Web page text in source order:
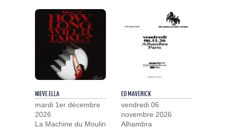
NIEVE ELLA
mardi 1er décembre
2026
La Machine du Moulin
ED MAVERICK
vendredi 06
novembre 2026
Alhambra